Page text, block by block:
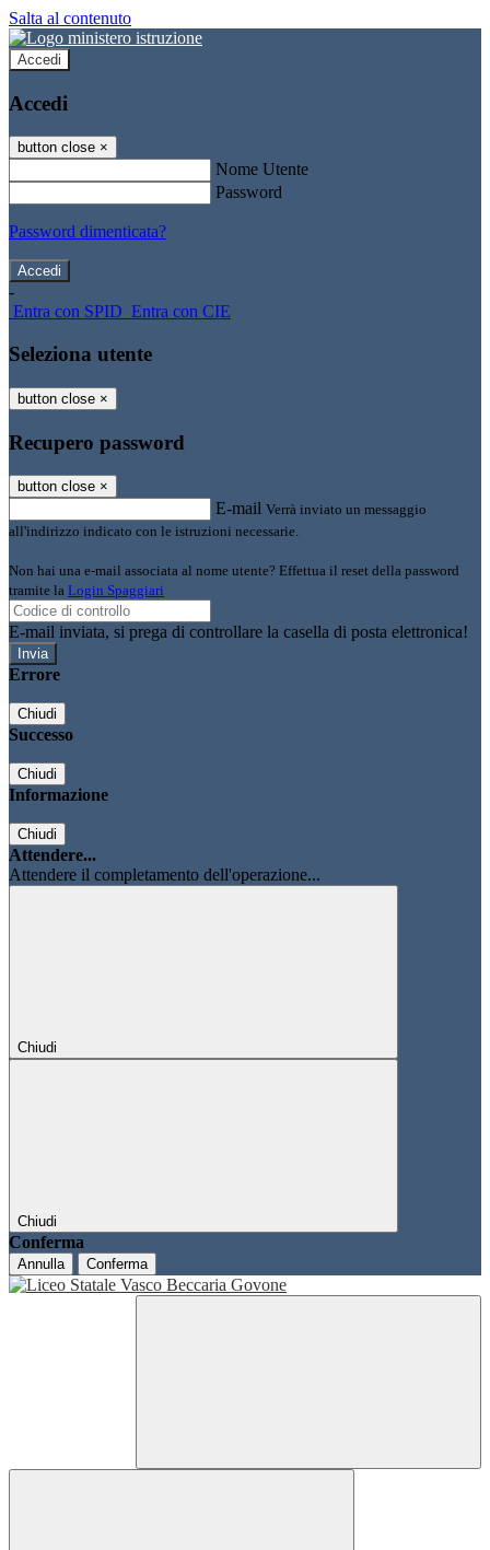
Salta al contenuto
Accedi
Accedi
button close ×
Nome Utente
Password
Password dimenticata?
-
Entra con SPID Entra con CIE
Seleziona utente
button close ×
Recupero password
button close ×
E-mail Verrà inviato un messaggio
all'indirizzo indicato con le istruzioni necessarie.
Non hai una e-mail associata al nome utente? Effettua il reset della password
tramite la Login Spaggiari
E-mail inviata, si prega di controllare la casella di posta elettronica!
Errore
Chiudi
Successo
Chiudi
Informazione
Chiudi
Attendere...
Attendere il completamento dell'operazione...
Chiudi
Chiudi
Conferma
Annulla Conferma